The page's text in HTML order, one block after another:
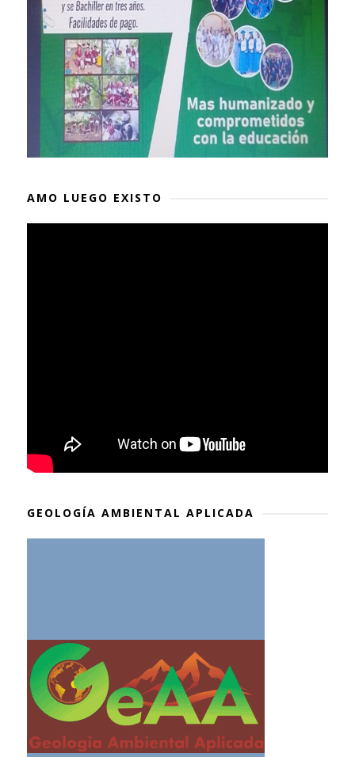
AMO LUEGO EXISTO
GEOLOGÍA AMBIENTAL APLICADA